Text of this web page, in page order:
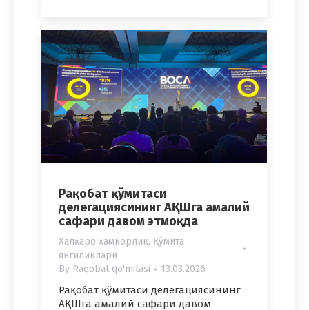
Рақобат қўмитаси
делегациясининг АҚШга амалий
сафари давом этмоқда
Халқаро ҳамкорлик, Қўмита
янгиликлари
By Raqobat qo'mitasi 13.03.2026
Рақобат қўмитаси делегациясининг
АҚШга амалий сафари давом